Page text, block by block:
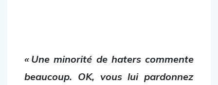
« Une minorité de haters commente
beaucoup. OK, vous lui pardonnez